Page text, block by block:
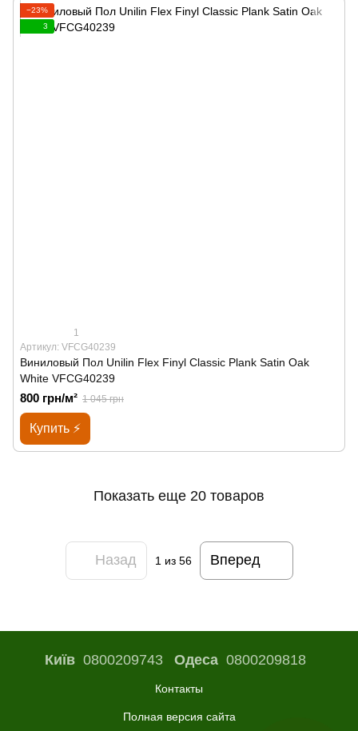
−23%
3
1
Артикул: VFCG40239
Виниловый Пол Unilin Flex Finyl Classic Plank Satin Oak
White VFCG40239
800 грн/м² 1 045 грн
Купить ⚡
Показать еще 20 товаров
Назад 1 из 56 Вперед
Київ0800209743 Одеса0800209818
Контакты
Полная версия сайта